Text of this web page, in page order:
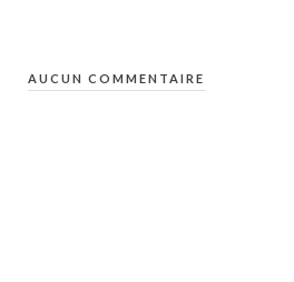
AUCUN COMMENTAIRE